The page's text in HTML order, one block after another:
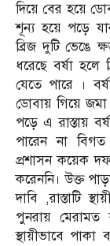
দিয়ে বের হয়ে
শূন্য হয়ে পড়ে
ব্রিজ দুটি ভেঙে
ধরেছে বর্ষা
যেতে পারে ।
ডোবায় গিয়ে
পড়ে এ রাস্তায়
পারেন না
প্রশাসন কয়েক
করেননি। উক্ত
দাবি ,রাস্তাটি
পুনরায় মেরামত
স্থায়ীভাবে